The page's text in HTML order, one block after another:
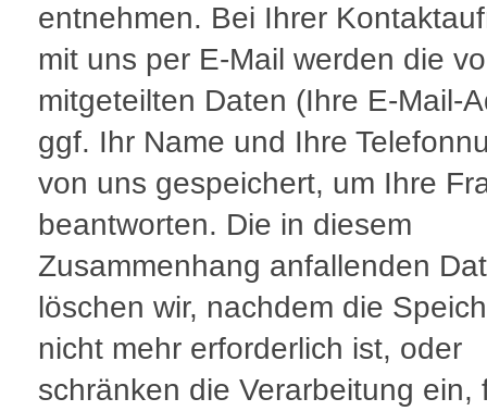
entnehmen. Bei Ihrer
mit uns per E-Mail werden die
mitgeteilten Daten (Ihre E-Mail-
ggf. Ihr Name und Ihre
von uns gespeichert, um Ihre
beantworten. Die in diesem
Zusammenhang anfallenden
löschen wir, nachdem die
nicht mehr erforderlich ist, oder
schränken die Verarbeitung ein,